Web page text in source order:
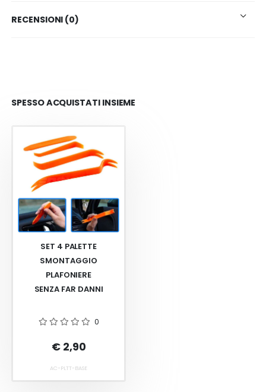
RECENSIONI (0)
SPESSO ACQUISTATI INSIEME
SET 4 PALETTE
SMONTAGGIO
PLAFONIERE
SENZA FAR DANNI
0
€ 2,90
AC-PLTT-BASE